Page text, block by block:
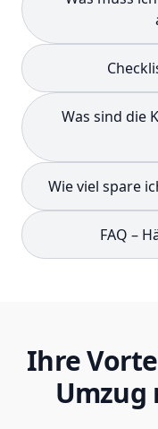
Was sind die
Wie viel spare
FAQ –
Ihre
Umzug